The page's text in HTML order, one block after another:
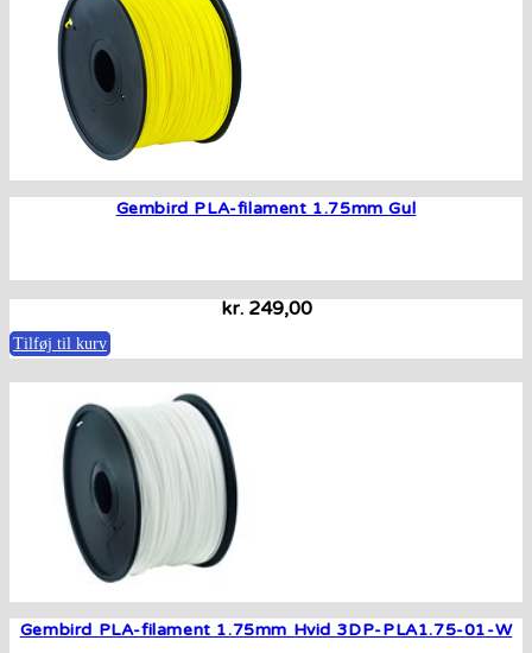
Gembird PLA-filament 1.75mm Gul
kr.249,00
Tilføj til kurv
Gembird PLA-filament 1.75mm Hvid 3DP-PLA1.75-01-W